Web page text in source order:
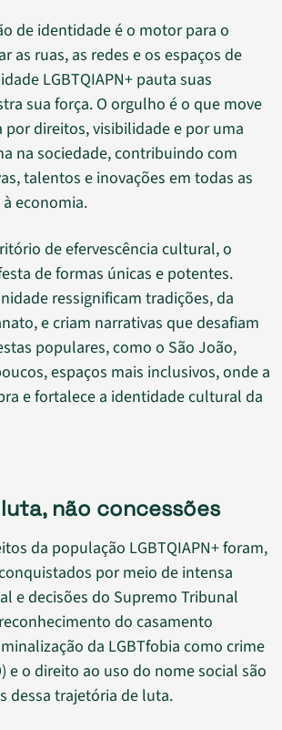
de identidade é o motor para o
as ruas, as redes e os espaços de
LGBTQIAPN+ pauta suas
sua força. O orgulho é o que move
por direitos, visibilidade e por uma
na sociedade, contribuindo com
talentos e inovações em todas as
economia.
de efervescência cultural, o
de formas únicas e potentes.
ressignificam tradições, da
e criam narrativas que desafiam
populares, como o São João,
espaços mais inclusivos, onde a
e fortalece a identidade cultural da
não concessões
da população LGBTQIAPN+ foram,
por meio de intensa
e decisões do Supremo Tribunal
do casamento
da LGBTfobia como crime
e o direito ao uso do nome social são
dessa trajetória de luta.